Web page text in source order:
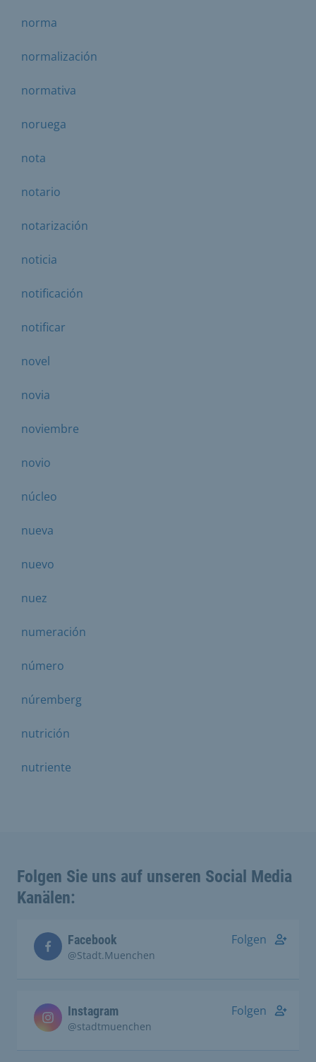
norma
normalización
normativa
noruega
nota
notario
notarización
noticia
notificación
notificar
novel
novia
noviembre
novio
núcleo
nueva
nuevo
nuez
numeración
número
núremberg
nutrición
nutriente
Folgen Sie uns auf unseren Social Media
Kanälen:
Facebook
@Stadt.Muenchen
Folgen
Instagram
@stadtmuenchen
Folgen